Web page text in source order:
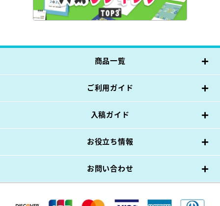
商品一覧
ご利用ガイド
入稿ガイド
お役立ち情報
お問い合わせ